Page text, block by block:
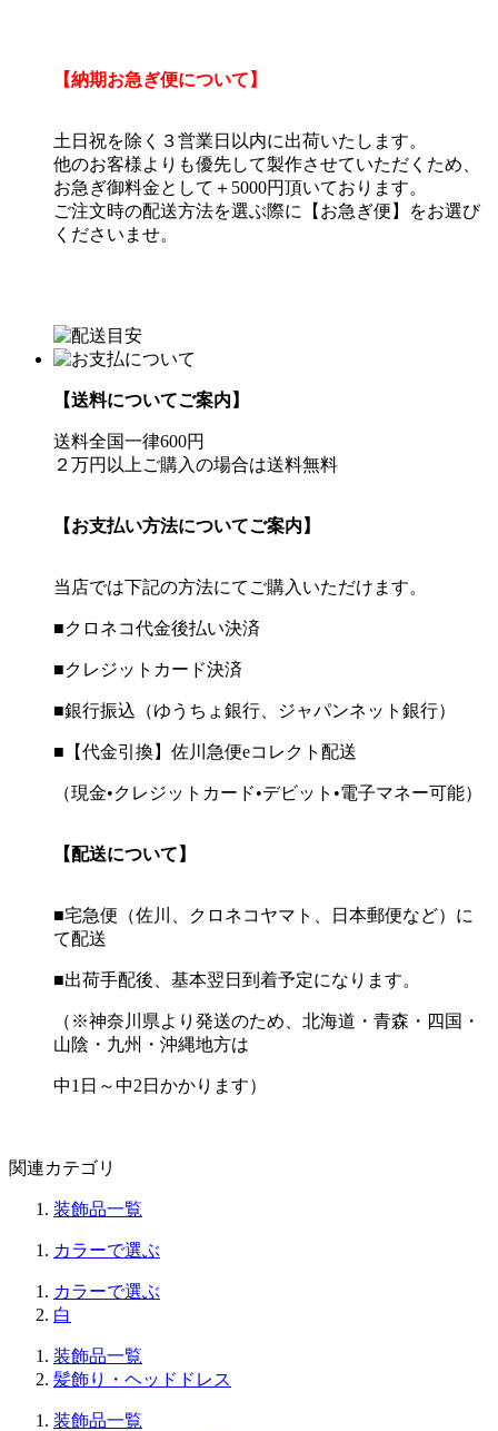
【納期お急ぎ便について】
土日祝を除く３営業日以内に出荷いたします。
他のお客様よりも優先して製作させていただくため、
お急ぎ御料金として＋5000円頂いております。
ご注文時の配送方法を選ぶ際に【お急ぎ便】をお選び
くださいませ。
【送料についてご案内】
送料全国一律600円
２万円以上ご購入の場合は送料無料
【お支払い方法についてご案内】
当店では下記の方法にてご購入いただけます。
■クロネコ代金後払い決済
■クレジットカード決済
■銀行振込（ゆうちょ銀行、ジャパンネット銀行）
■【代金引換】佐川急便eコレクト配送
（現金•クレジットカード•デビット•電子マネー可能）
【配送について】
■宅急便（佐川、クロネコヤマト、日本郵便など）に
て配送
■出荷手配後、基本翌日到着予定になります。
（※神奈川県より発送のため、北海道・青森・四国・
山陰・九州・沖縄地方は
中1日～中2日かかります）
関連カテゴリ
装飾品一覧
カラーで選ぶ
カラーで選ぶ
白
装飾品一覧
髪飾り・ヘッドドレス
装飾品一覧